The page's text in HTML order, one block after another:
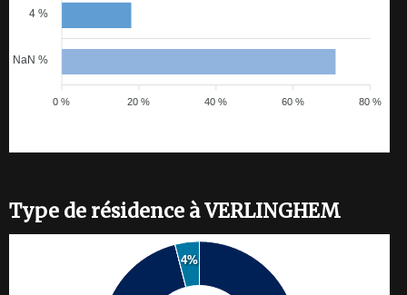
4 %
NaN %
80 %
60 %
40 %
20 %
0 %
Type de résidence à VERLINGHEM
4%